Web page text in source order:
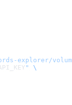
explorer/
"
\